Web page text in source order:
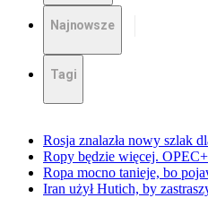
Najnowsze
Tagi
Rosja znalazła nowy szlak
Ropy będzie więcej.
Ropa mocno tanieje, bo
Iran użył Hutich, by